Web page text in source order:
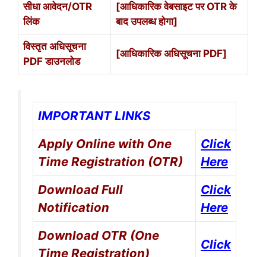
सीधा आवेदन/OTR
लिंक
[आधिकारिक वेबसाइट पर OTR के
बाद उपलब्ध होगा]
विस्तृत अधिसूचना
PDF डाउनलोड
[आधिकारिक अधिसूचना PDF]
IMPORTANT LINKS
Apply Online with One
Time Registration (OTR)
Click
Here
Download Full
Notification
Click
Here
Download OTR (One
Time Registration)
Click